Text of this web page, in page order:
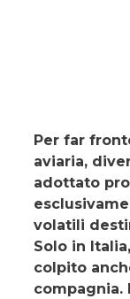
Per far
aviaria,
adottato
volatili
Solo in
colpito
compagnia.